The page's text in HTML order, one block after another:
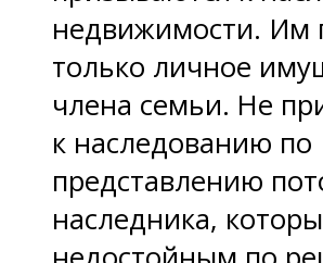
недвижимости. Им
только личное
члена семьи. Не
к наследованию по
представлению
наследника,